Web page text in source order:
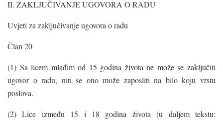
II. ZAKLJUČIVANJE UGOVORA O RADU
Uvjeti za zaključivanje ugovora o radu
Član 20
(1) Sa licem mlađim od 15 godina života ne može se zaključiti
ugovor o radu, niti se ono može zaposliti na bilo koju vrstu
poslova.
(2) Lice između 15 i 18 godina života (u daljem tekstu: